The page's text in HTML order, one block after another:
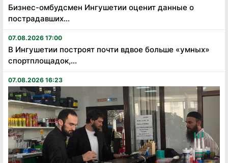
Бизнес-омбудсмен Ингушетии оценит данные о
пострадавших...
07.08.2026 17:00
В Ингушетии построят почти вдвое больше «умных»
спортплощадок,...
07.08.2026 16:23